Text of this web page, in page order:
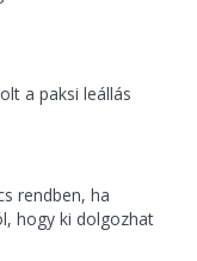
a paksi leállás
rendben, ha
hogy ki dolgozhat